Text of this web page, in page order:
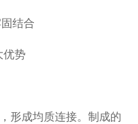
结合
优势
形成均质连接。制成的